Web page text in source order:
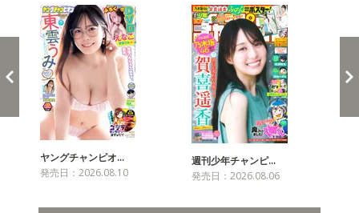
ヤングチャンピオ…
発売日：2026.08.10
週刊少年チャンピ…
発売日：2026.08.06